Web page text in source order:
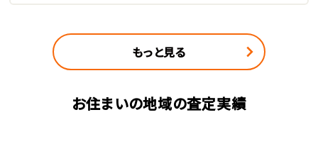
もっと見る
お住まいの地域の査定実績